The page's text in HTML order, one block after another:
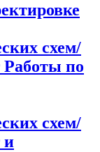
схем/
Работы по
схем/
и